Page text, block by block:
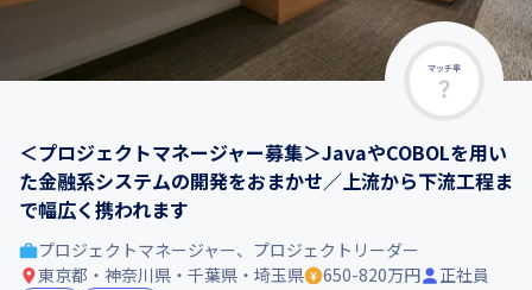
マッチ率
＜プロジェクトマネージャー募集＞JavaやCOBOLを用い
た金融系システムの開発をおまかせ／上流から下流工程ま
で幅広く携われます
プロジェクトマネージャー、プロジェクトリーダー
東京都・神奈川県・千葉県・埼玉県
650-820万円 正社員